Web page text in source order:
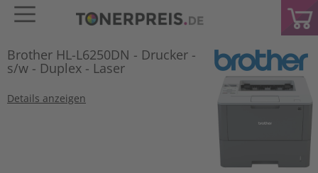
Brother HL-L6250DN - Drucker -
s/w - Duplex - Laser
Details anzeigen